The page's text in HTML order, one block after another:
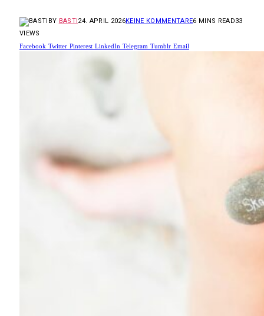
BY BASTI24. APRIL 2026KEINE KOMMENTARE6 MINS READ33
VIEWS
Facebook Twitter Pinterest LinkedIn Telegram Tumblr Email